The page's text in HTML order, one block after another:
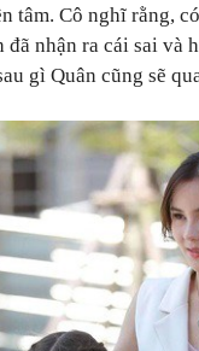
tâm. Cô nghĩ rằng,
nhận ra cái sai và
gì Quân cũng sẽ